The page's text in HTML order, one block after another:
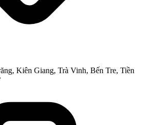
Kiên Giang, Trà Vinh, Bến Tre, Tiền